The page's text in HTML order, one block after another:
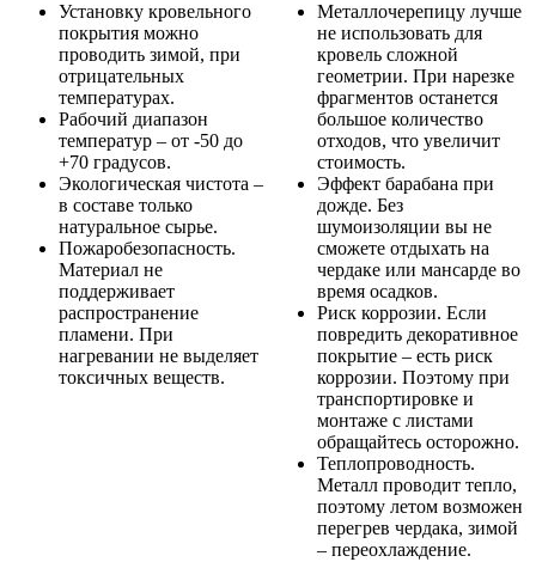
Установку кровельного
покрытия можно
проводить зимой, при
отрицательных
температурах.
Рабочий диапазон
температур – от -50 до
+70 градусов.
Экологическая чистота –
в составе только
натуральное сырье.
Пожаробезопасность.
Материал не
поддерживает
распространение
пламени. При
нагревании не выделяет
токсичных веществ.
Металлочерепицу лучше
не использовать для
кровель сложной
геометрии. При нарезке
фрагментов останется
большое количество
отходов, что увеличит
стоимость.
Эффект барабана при
дожде. Без
шумоизоляции вы не
сможете отдыхать на
чердаке или мансарде во
время осадков.
Риск коррозии. Если
повредить декоративное
покрытие – есть риск
коррозии. Поэтому при
транспортировке и
монтаже с листами
обращайтесь осторожно.
Теплопроводность.
Металл проводит тепло,
поэтому летом возможен
перегрев чердака, зимой
– переохлаждение.